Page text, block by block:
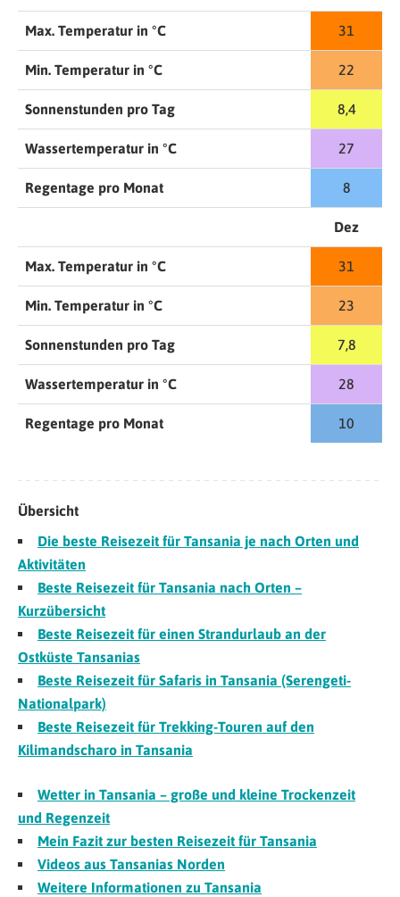
Max. Temperatur in °C 31
Min. Temperatur in °C 22
Sonnenstunden pro Tag 8,4
Wassertemperatur in °C 27
Regentage pro Monat 8
Dez
Max. Temperatur in °C 31
Min. Temperatur in °C 23
Sonnenstunden pro Tag 7,8
Wassertemperatur in °C 28
Regentage pro Monat 10
Übersicht
Die beste Reisezeit für Tansania je nach Orten und
Aktivitäten
Beste Reisezeit für Tansania nach Orten –
Kurzübersicht
Beste Reisezeit für einen Strandurlaub an der
Ostküste Tansanias
Beste Reisezeit für Safaris in Tansania (Serengeti-
Nationalpark)
Beste Reisezeit für Trekking-Touren auf den
Kilimandscharo in Tansania
Wetter in Tansania – große und kleine Trockenzeit
und Regenzeit
Mein Fazit zur besten Reisezeit für Tansania
Videos aus Tansanias Norden
Weitere Informationen zu Tansania